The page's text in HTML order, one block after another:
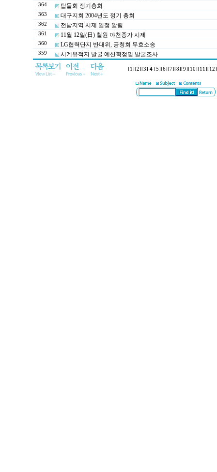
364 탑들회 정기총회
363 대구지회 2004년도 정기 총회
362 전남지역 시제 일정 알림
361 11월 12일(日) 철원 야천종가 시제
360 LG협력단지 반대위, 공청회 무효소송
359 서계유적지 발굴 예산확정및 발굴조사
[1] [2] [3] 4 [5] [6] [7] [8] [9] [10] [11] [12]